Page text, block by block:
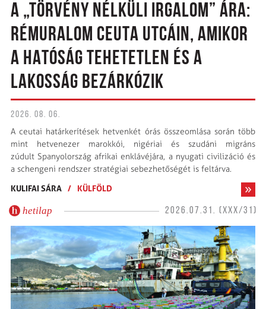
A „TÖRVÉNY NÉLKÜLI IRGALOM” ÁRA:
RÉMURALOM CEUTA UTCÁIN, AMIKOR
A HATÓSÁG TEHETETLEN ÉS A
LAKOSSÁG BEZÁRKÓZIK
2026. 08. 06.
A ceutai határkerítések hetvenkét órás összeomlása során több
mint hetvenezer marokkói, nigériai és szudáni migráns
zúdult Spanyolország afrikai enklávéjára, a nyugati civilizáció és
a schengeni rendszer stratégiai sebezhetőségét is feltárva.
KULIFAI SÁRA / KÜLFÖLD
hetilap 2026.07.31. (XXX/31)